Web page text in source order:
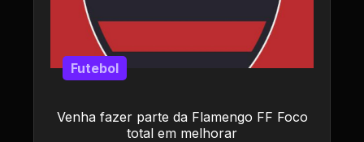
Venha fazer parte da Flamengo FF Foco
total em melhorar
Futebol